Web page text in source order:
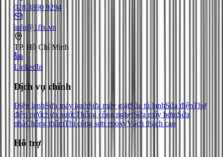
028 3890 9294
info@1fix.vn
TP. Hồ Chí Minh
LinkedIn
Dịch vụ chính
Điện lạnhSửa máy lạnhSửa máy giặtSửa tủ lạnhSửa điệnThợ
điện nướcSửa nướcThông cống nghẹtSửa máy bơmSửa
nhàChống thấmThi công sơn epoxyVách thạch cao
Hỗ trợ